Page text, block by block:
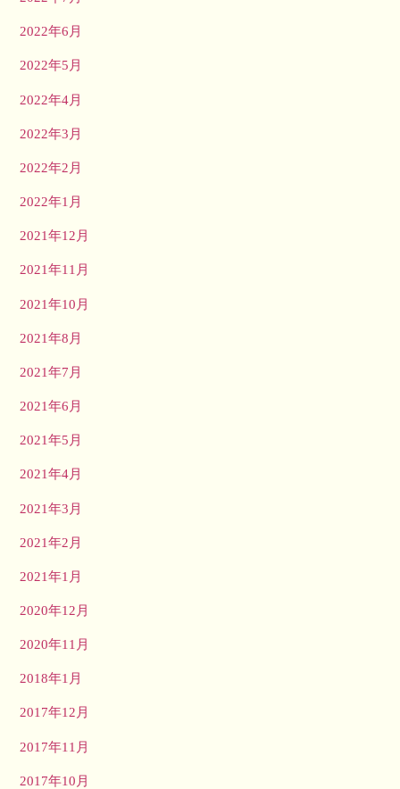
2022年6月
2022年5月
2022年4月
2022年3月
2022年2月
2022年1月
2021年12月
2021年11月
2021年10月
2021年8月
2021年7月
2021年6月
2021年5月
2021年4月
2021年3月
2021年2月
2021年1月
2020年12月
2020年11月
2018年1月
2017年12月
2017年11月
2017年10月